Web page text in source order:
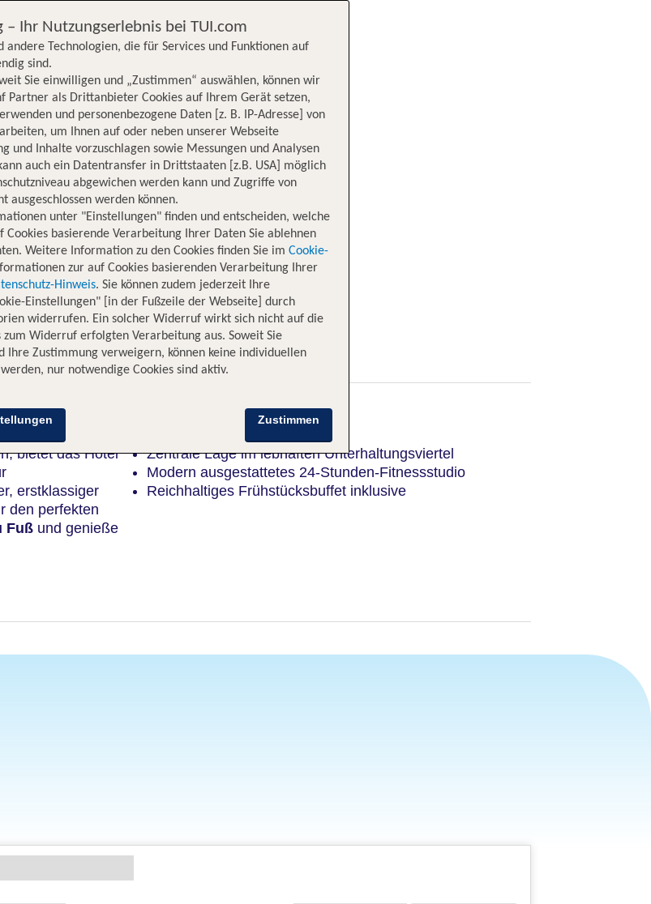
Lage Bewertungen
bietet das Hotel
erstklassiger
den perfekten
Fuß und genieße
Zentrale Lage im lebhaften Unterhaltungsviertel
Modern ausgestattetes 24-Stunden-Fitnessstudio
Reichhaltiges Frühstücksbuffet inklusive
– Ihr Nutzungserlebnis bei TUI.com
andere Technologien, die für Services und Funktionen auf
sind.
Sie einwilligen und „Zustimmen“ auswählen, können wir
Partner als Drittanbieter Cookies auf Ihrem Gerät setzen,
und personenbezogene Daten [z. B. IP-Adresse] von
um Ihnen auf oder neben unserer Webseite
und Inhalte vorzuschlagen sowie Messungen und Analysen
auch ein Datentransfer in Drittstaaten [z.B. USA] möglich
abgewichen werden kann und Zugriffe von
ausgeschlossen werden können.
unter "Einstellungen" finden und entscheiden, welche
Cookies basierende Verarbeitung Ihrer Daten Sie ablehnen
Weitere Information zu den Cookies finden Sie im Cookie-
zur auf Cookies basierenden Verarbeitung Ihrer
Hinweis. Sie können zudem jederzeit Ihre
Einstellungen" [in der Fußzeile der Webseite] durch
widerrufen. Ein solcher Widerruf wirkt sich nicht auf die
zum Widerruf erfolgten Verarbeitung aus. Soweit Sie
Ihre Zustimmung verweigern, können keine individuellen
nur notwendige Cookies sind aktiv.
Zustimmen